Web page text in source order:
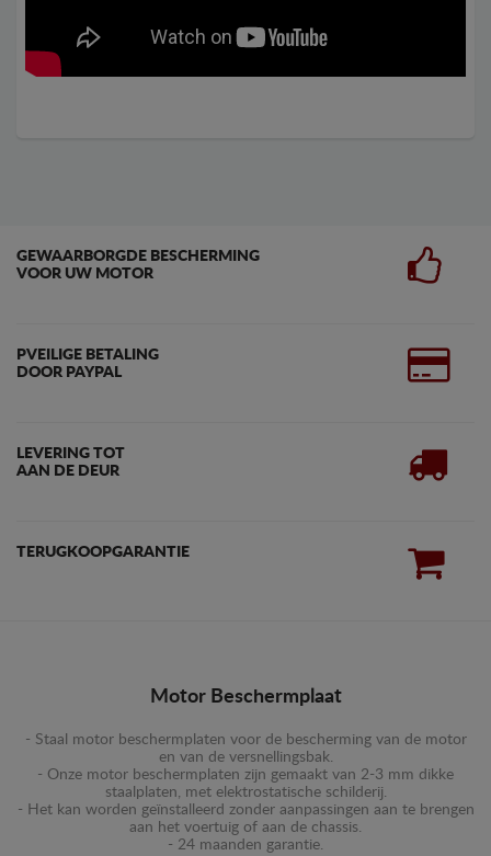
GEWAARBORGDE BESCHERMING
VOOR UW MOTOR
PVEILIGE BETALING
DOOR PAYPAL
LEVERING TOT
AAN DE DEUR
TERUGKOOPGARANTIE
Motor Beschermplaat
- Staal motor beschermplaten voor de bescherming van de motor
en van de versnellingsbak.
- Onze motor beschermplaten zijn gemaakt van 2-3 mm dikke
staalplaten, met elektrostatische schilderij.
- Het kan worden geïnstalleerd zonder aanpassingen aan te brengen
aan het voertuig of aan de chassis.
- 24 maanden garantie.